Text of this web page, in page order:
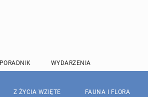
PORADNIK WYDARZENIA
Z ŻYCIA WZIĘTE FAUNA I FLORA